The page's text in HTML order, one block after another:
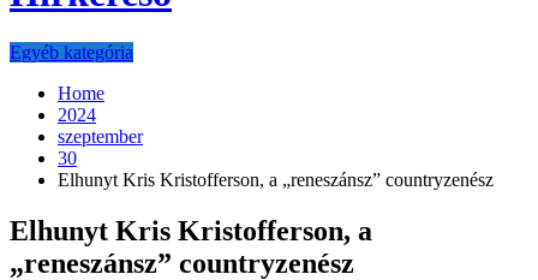
Egyéb kategória
Home
2024
szeptember
30
Elhunyt Kris Kristofferson, a „reneszánsz” countryzenész
Elhunyt Kris Kristofferson, a
„reneszánsz” countryzenész